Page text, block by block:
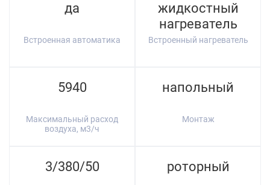
да
Встроенная автоматика
жидкостный
нагреватель
Встроенный нагреватель
5940
Максимальный расход
воздуха, м3/ч
напольный
Монтаж
3/380/50 роторный